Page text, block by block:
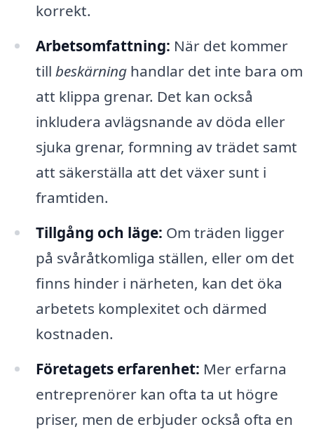
korrekt.
Arbetsomfattning: När det kommer
till beskärninghandlar det inte bara om
att klippa grenar. Det kan också
inkludera avlägsnande av döda eller
sjuka grenar, formning av trädet samt
att säkerställa att det växer sunt i
framtiden.
Tillgång och läge: Om träden ligger
på svåråtkomliga ställen, eller om det
finns hinder i närheten, kan det öka
arbetets komplexitet och därmed
kostnaden.
Företagets erfarenhet: Mer erfarna
entreprenörer kan ofta ta ut högre
priser, men de erbjuder också ofta en